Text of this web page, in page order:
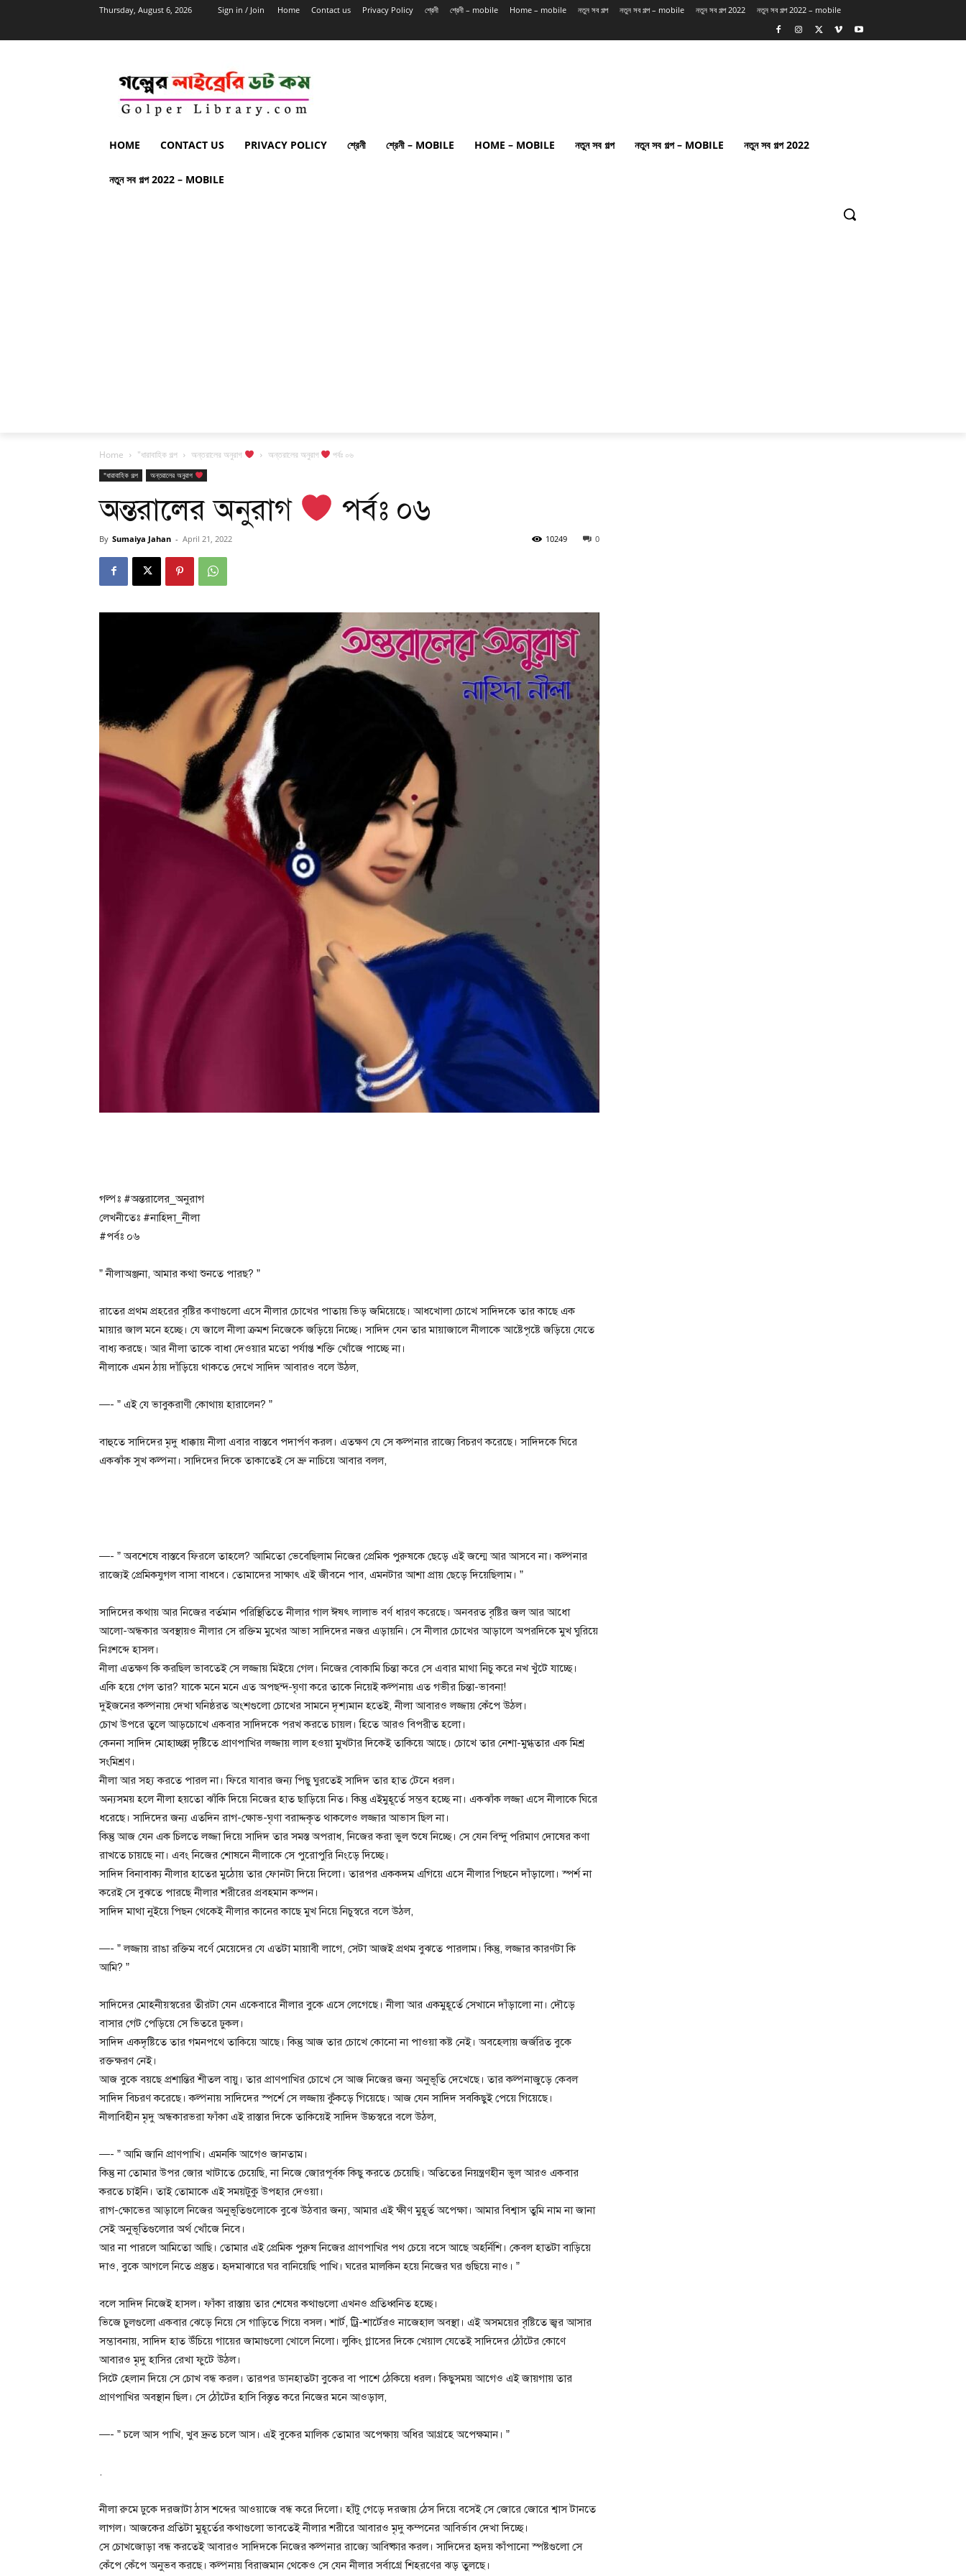
Thursday, August 6, 2026 Sign in / Join Home Contact us Privacy Policy শ্রেনী শ্রেনী – mobile Home – mobile নতুন সব গল্প নতুন সব গল্প – mobile নতুন সব গল্প 2022 নতুন সব গল্প 2022 – mobile
HOME CONTACT US PRIVACY POLICY শ্রেনী শ্রেনী – MOBILE HOME – MOBILE নতুন সব গল্প নতুন সব গল্প – MOBILE নতুন সব গল্প 2022
নতুন সব গল্প 2022 – MOBILE
Home "ধারাবাহিক গল্প অন্তরালের অনুরাগ অন্তরালের অনুরাগ পর্বঃ ০৬
"ধারাবাহিক গল্প অন্তরালের অনুরাগ
অন্তরালের অনুরাগ পর্বঃ ০৬
By Sumaiya Jahan - April 21, 2022 0
10249
গল্পঃ #অন্তরালের_অনুরাগ
লেখনীতেঃ #নাহিদা_নীলা
#পর্বঃ ০৬
” নীলাঅঞ্জনা, আমার কথা শুনতে পারছ? ”
রাতের প্রথম প্রহরের বৃষ্টির কণাগুলো এসে নীলার চোখের পাতায় ভিড় জমিয়েছে। আধখোলা চোখে সাদিদকে তার কাছে এক
মায়ার জাল মনে হচ্ছে। যে জালে নীলা ক্রমশ নিজেকে জড়িয়ে নিচ্ছে। সাদিদ যেন তার মায়াজালে নীলাকে আষ্টেপৃষ্টে জড়িয়ে যেতে
বাধ্য করছে। আর নীলা তাকে বাধা দেওয়ার মতো পর্যাপ্ত শক্তি খোঁজে পাচ্ছে না।
নীলাকে এমন ঠায় দাঁড়িয়ে থাকতে দেখে সাদিদ আবারও বলে উঠল,
—- ” এই যে ভাবুকরাণী কোথায় হারালেন? ”
বাহুতে সাদিদের মৃদু ধাক্কায় নীলা এবার বাস্তবে পদার্পণ করল। এতক্ষণ যে সে কল্পনার রাজ্যে বিচরণ করেছে। সাদিদকে ঘিরে
একঝাঁক সুখ কল্পনা। সাদিদের দিকে তাকাতেই সে ভ্রু নাচিয়ে আবার বলল,
—- ” অবশেষে বাস্তবে ফিরলে তাহলে? আমিতো ভেবেছিলাম নিজের প্রেমিক পুরুষকে ছেড়ে এই জন্মে আর আসবে না। কল্পনার
রাজ্যেই প্রেমিকযুগল বাসা বাধবে। তোমাদের সাক্ষাৎ এই জীবনে পাব, এমনটার আশা প্রায় ছেড়ে দিয়েছিলাম। ”
সাদিদের কথায় আর নিজের বর্তমান পরিস্থিতিতে নীলার গাল ঈষৎ লালাভ বর্ণ ধারণ করেছে। অনবরত বৃষ্টির জল আর আধো
আলো-অন্ধকার অবস্থায়ও নীলার সে রক্তিম মুখের আভা সাদিদের নজর এড়ায়নি। সে নীলার চোখের আড়ালে অপরদিকে মুখ ঘুরিয়ে
নিঃশব্দে হাসল।
নীলা এতক্ষণ কি করছিল ভাবতেই সে লজ্জায় মিইয়ে গেল। নিজের বোকামি চিন্তা করে সে এবার মাথা নিচু করে নখ খুঁটে যাচ্ছে।
একি হয়ে গেল তার? যাকে মনে মনে এত অপছন্দ-ঘৃণা করে তাকে নিয়েই কল্পনায় এত গভীর চিন্তা-ভাবনা!
দুইজনের কল্পনায় দেখা ঘনিষ্ঠরত অংশগুলো চোখের সামনে দৃশ্যমান হতেই, নীলা আবারও লজ্জায় কেঁপে উঠল।
চোখ উপরে তুলে আড়চোখে একবার সাদিদকে পরখ করতে চায়ল। হিতে আরও বিপরীত হলো।
কেননা সাদিদ মোহাচ্ছন্ন দৃষ্টিতে প্রাণপাখির লজ্জায় লাল হওয়া মুখটার দিকেই তাকিয়ে আছে। চোখে তার নেশা-মুগ্ধতার এক মিশ্র
সংমিশ্রণ।
নীলা আর সহ্য করতে পারল না। ফিরে যাবার জন্য পিছু ঘুরতেই সাদিদ তার হাত টেনে ধরল।
অন্যসময় হলে নীলা হয়তো ঝাঁকি দিয়ে নিজের হাত ছাড়িয়ে নিত। কিন্তু এইমুহূর্তে সম্ভব হচ্ছে না। একঝাঁক লজ্জা এসে নীলাকে ঘিরে
ধরেছে। সাদিদের জন্য এতদিন রাগ-ক্ষোভ-ঘৃণা বরাদ্দকৃত থাকলেও লজ্জার আভাস ছিল না।
কিন্তু আজ যেন এক চিলতে লজ্জা দিয়ে সাদিদ তার সমস্ত অপরাধ, নিজের করা ভুল শুষে নিচ্ছে। সে যেন বিন্দু পরিমাণ দোষের কণা
রাখতে চায়ছে না। এবং নিজের শোষনে নীলাকে সে পুরোপুরি নিংড়ে দিচ্ছে।
সাদিদ বিনাবাক্য নীলার হাতের মুঠোয় তার ফোনটা দিয়ে দিলো। তারপর এককদম এগিয়ে এসে নীলার পিছনে দাঁড়ালো। স্পর্শ না
করেই সে বুঝতে পারছে নীলার শরীরের প্রবহমান কম্পন।
সাদিদ মাথা নুইয়ে পিছন থেকেই নীলার কানের কাছে মুখ নিয়ে নিচুস্বরে বলে উঠল,
—- ” লজ্জায় রাঙা রক্তিম বর্ণে মেয়েদের যে এতটা মায়াবী লাগে, সেটা আজই প্রথম বুঝতে পারলাম। কিন্তু, লজ্জার কারণটা কি
আমি? ”
সাদিদের মোহনীয়স্বরের তীরটা যেন একেবারে নীলার বুকে এসে লেগেছে। নীলা আর একমুহূর্তে সেখানে দাঁড়ালো না। দৌড়ে
বাসার গেট পেড়িয়ে সে ভিতরে ঢুকল।
সাদিদ একদৃষ্টিতে তার গমনপথে তাকিয়ে আছে। কিন্তু আজ তার চোখে কোনো না পাওয়া কষ্ট নেই। অবহেলায় জর্জরিত বুকে
রক্তক্ষরণ নেই।
আজ বুকে বয়ছে প্রশান্তির শীতল বায়ু। তার প্রাণপাখির চোখে সে আজ নিজের জন্য অনুভূতি দেখেছে। তার কল্পনাজুড়ে কেবল
সাদিদ বিচরণ করেছে। কল্পনায় সাদিদের স্পর্শে সে লজ্জায় কুঁকড়ে গিয়েছে। আজ যেন সাদিদ সবকিছুই পেয়ে গিয়েছে।
নীলাবিহীন মৃদু অন্ধকারভরা ফাঁকা এই রাস্তার দিকে তাকিয়েই সাদিদ উচ্চস্বরে বলে উঠল,
—- ” আমি জানি প্রাণপাখি। এমনকি আগেও জানতাম।
কিন্তু না তোমার উপর জোর খাটাতে চেয়েছি, না নিজে জোরপূর্বক কিছু করতে চেয়েছি। অতিতের নিয়ন্ত্রণহীন ভুল আরও একবার
করতে চাইনি। তাই তোমাকে এই সময়টুকু উপহার দেওয়া।
রাগ-ক্ষোভের আড়ালে নিজের অনুভূতিগুলোকে বুঝে উঠবার জন্য, আমার এই ক্ষীণ মুহূর্ত অপেক্ষা। আমার বিশ্বাস তুমি নাম না জানা
সেই অনুভূতিগুলোর অর্থ খোঁজে নিবে।
আর না পারলে আমিতো আছি। তোমার এই প্রেমিক পুরুষ নিজের প্রাণপাখির পথ চেয়ে বসে আছে অহর্নিশি। কেবল হাতটা বাড়িয়ে
দাও, বুকে আগলে নিতে প্রস্তুত। হৃদমাঝারে ঘর বানিয়েছি পাখি। ঘরের মালকিন হয়ে নিজের ঘর গুছিয়ে নাও। ”
বলে সাদিদ নিজেই হাসল। ফাঁকা রাস্তায় তার শেষের কথাগুলো এখনও প্রতিধ্বনিত হচ্ছে।
ভিজে চুলগুলো একবার ঝেড়ে নিয়ে সে গাড়িতে গিয়ে বসল। শার্ট, ট্রি-শার্টেরও নাজেহাল অবস্থা। এই অসময়ের বৃষ্টিতে জ্বর আসার
সম্ভাবনায়, সাদিদ হাত উঁচিয়ে গায়ের জামাগুলো খোলে নিলো। লুকিং গ্লাসের দিকে খেয়াল যেতেই সাদিদের ঠোঁটের কোণে
আবারও মৃদু হাসির রেখা ফুটে উঠল।
সিটে হেলান দিয়ে সে চোখ বন্ধ করল। তারপর ডানহাতটা বুকের বা পাশে ঠেকিয়ে ধরল। কিছুসময় আগেও এই জায়গায় তার
প্রাণপাখির অবস্থান ছিল। সে ঠোঁটের হাসি বিস্তৃত করে নিজের মনে আওড়াল,
—- ” চলে আস পাখি, খুব দ্রুত চলে আস। এই বুকের মালিক তোমার অপেক্ষায় অধির আগ্রহে অপেক্ষমান। ”
.
নীলা রুমে ঢুকে দরজাটা ঠাস শব্দের আওয়াজে বন্ধ করে দিলো। হাঁটু গেড়ে দরজায় ঠেস দিয়ে বসেই সে জোরে জোরে শ্বাস টানতে
লাগল। আজকের প্রতিটা মুহূর্তের কথাগুলো ভাবতেই নীলার শরীরে আবারও মৃদু কম্পনের আবির্ভাব দেখা দিচ্ছে।
সে চোখজোড়া বন্ধ করতেই আবারও সাদিদকে নিজের কল্পনার রাজ্যে আবিষ্কার করল। সাদিদের হৃদয় কাঁপানো স্পষ্টগুলো সে
কেঁপে কেঁপে অনুভব করছে। কল্পনায় বিরাজমান থেকেও সে যেন নীলার সর্বাগ্রে শিহরণের ঝড় তুলছে।